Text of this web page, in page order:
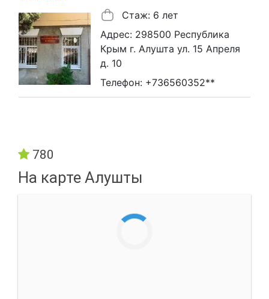
Стаж: 6 лет
Адрес: 298500 Республика
Крым г. Алушта ул. 15 Апреля
д. 10
Телефон: +736560352**
780
На карте Алушты